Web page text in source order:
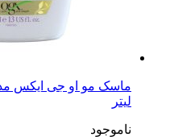
لیتر
ناموجود